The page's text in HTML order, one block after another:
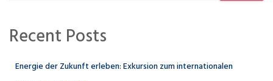
Recent Posts
Energie der Zukunft erleben: Exkursion zum internationalen